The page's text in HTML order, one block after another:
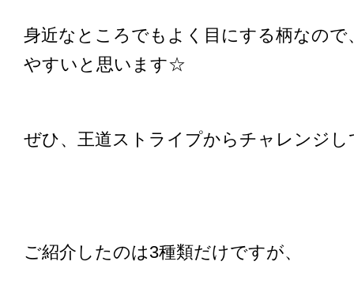
身近なところでもよく目にする柄なの
やすいと思います☆
ぜひ、王道ストライプからチャレンジ
ご紹介したのは3種類だけですが、